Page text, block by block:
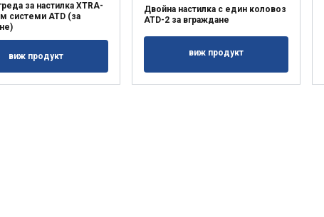
за настилка XTRA-
системи ATD (за
виж продукт
Двойна настилка с един коловоз
ATD-2 за вграждане
виж продукт